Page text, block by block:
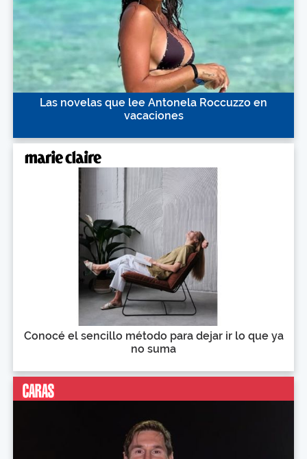
Las novelas que lee Antonela Roccuzzo en
vacaciones
Conocé el sencillo método para dejar ir lo que ya
no suma